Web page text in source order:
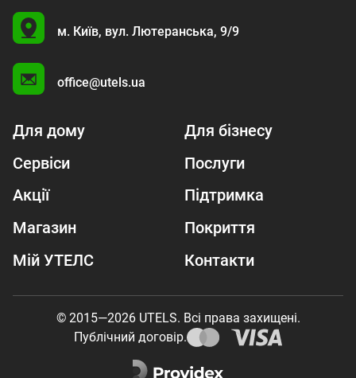
U
м. Київ, вул. Лютеранська, 9/9
office@utels.ua
Для дому
Для бізнесу
Сервіси
Послуги
Акції
Підтримка
Магазин
Покриття
Мій УТЕЛС
Контакти
© 2015—2026 UTELS. Всі права захищені.
Публічний договір.